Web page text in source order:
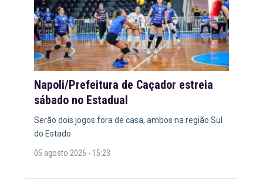
Napoli/Prefeitura de Caçador estreia
sábado no Estadual
Serão dois jogos fora de casa, ambos na região Sul
do Estado
05 agosto 2026 - 15:23